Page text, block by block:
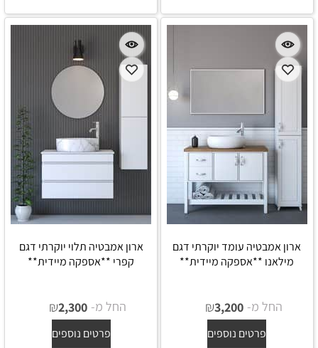
ארון אמבטיה עומד יוקרתי דגם
מילאנו **אספקה מיידית**
החל מ- ₪3,200
פרטים נוספים
ארון אמבטיה תלוי יוקרתי דגם
קפרי **אספקה מיידית**
החל מ- ₪2,300
פרטים נוספים